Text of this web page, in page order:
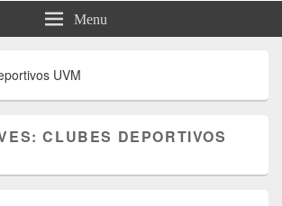
Menu
UVM
CLUBES DEPORTIVOS